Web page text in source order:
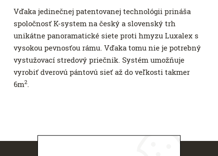
Vďaka jedinečnej patentovanej technológii prináša
spoločnosť K-system na český a slovenský trh
unikátne panoramatické siete proti hmyzu Luxalex s
vysokou pevnosťou rámu. Vďaka tomu nie je potrebný
vystužovací stredový priečnik. Systém umožňuje
vyrobiť dverovú pántovú sieť až do veľkosti takmer
6m2.